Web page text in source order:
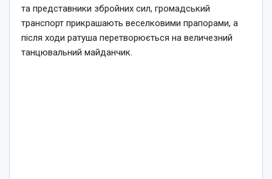
та представники збройних сил, громадський
транспорт прикрашають веселковими прапорами, а
після ходи ратуша перетворюється на величезний
танцювальний майданчик.